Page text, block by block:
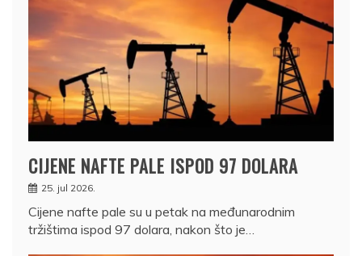
CIJENE NAFTE PALE ISPOD 97 DOLARA
25. jul 2026.
Cijene nafte pale su u petak na međunarodnim
tržištima ispod 97 dolara, nakon što je…